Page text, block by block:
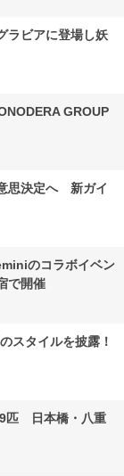
ラビアに登場し妖
GROUP
思決定へ 新ガイ
のコラボイベン
で開催
スタイルを披露！
匹 日本橋・八重